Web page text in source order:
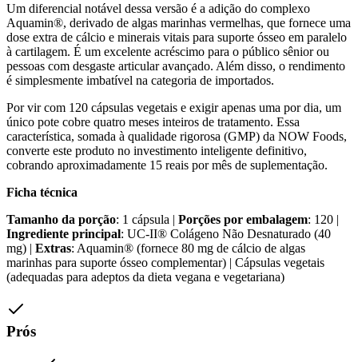
Um diferencial notável dessa versão é a adição do complexo
Aquamin®, derivado de algas marinhas vermelhas, que fornece uma
dose extra de cálcio e minerais vitais para suporte ósseo em paralelo
à cartilagem. É um excelente acréscimo para o público sênior ou
pessoas com desgaste articular avançado. Além disso, o rendimento
é simplesmente imbatível na categoria de importados.
Por vir com 120 cápsulas vegetais e exigir apenas uma por dia, um
único pote cobre quatro meses inteiros de tratamento. Essa
característica, somada à qualidade rigorosa (GMP) da NOW Foods,
converte este produto no investimento inteligente definitivo,
cobrando aproximadamente 15 reais por mês de suplementação.
Ficha técnica
Tamanho da porção: 1 cápsula | Porções por embalagem: 120 |
Ingrediente principal: UC-II® Colágeno Não Desnaturado (40
mg) | Extras: Aquamin® (fornece 80 mg de cálcio de algas
marinhas para suporte ósseo complementar) | Cápsulas vegetais
(adequadas para adeptos da dieta vegana e vegetariana)
Prós